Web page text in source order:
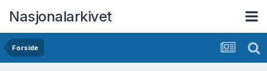
Nasjonalarkivet
Forside